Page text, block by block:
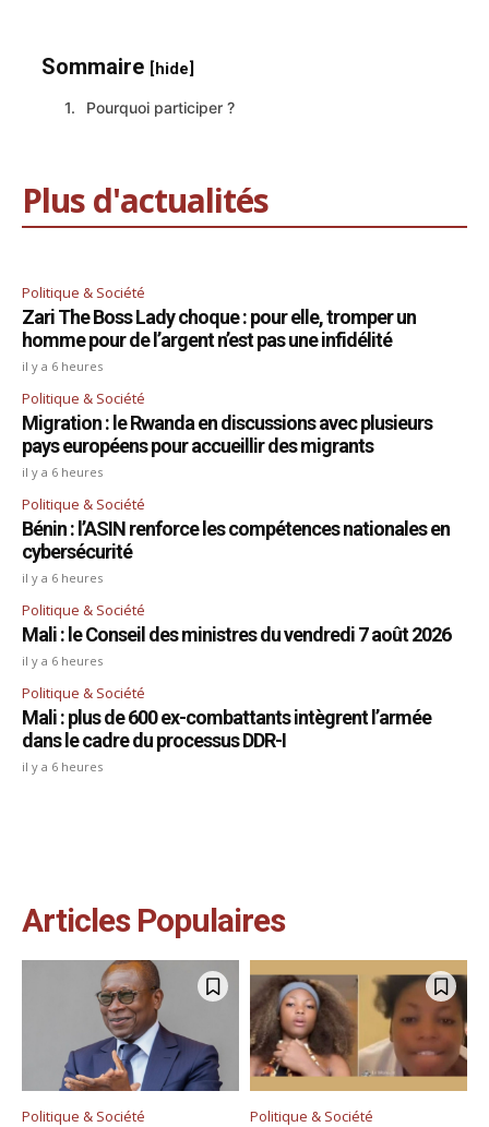
Sommaire [hide]
Pourquoi participer ?
Plus d'actualités
Politique & Société
Zari The Boss Lady choque : pour elle, tromper un
homme pour de l’argent n’est pas une infidélité
il y a 6 heures
Politique & Société
Migration : le Rwanda en discussions avec plusieurs
pays européens pour accueillir des migrants
il y a 6 heures
Politique & Société
Bénin : l’ASIN renforce les compétences nationales en
cybersécurité
il y a 6 heures
Politique & Société
Mali : le Conseil des ministres du vendredi 7 août 2026
il y a 6 heures
Politique & Société
Mali : plus de 600 ex-combattants intègrent l’armée
dans le cadre du processus DDR-I
il y a 6 heures
Articles Populaires
Politique & Société Politique & Société